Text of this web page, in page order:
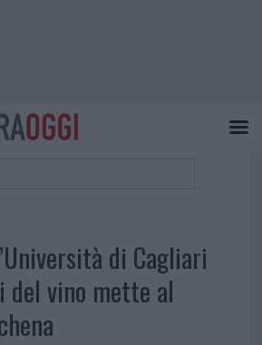
di Cagliari
del vino mette al